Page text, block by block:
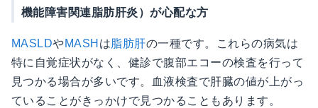
機能障害関連脂肪肝炎）が心配な方
MASLDやMASH は脂肪肝の一種です。これらの病気は
特に自覚症状がなく、健診で腹部エコーの検査を行って
見つかる場合が多いです。血液検査で肝臓の値が上がっ
ていることがきっかけで見つかることもあります。